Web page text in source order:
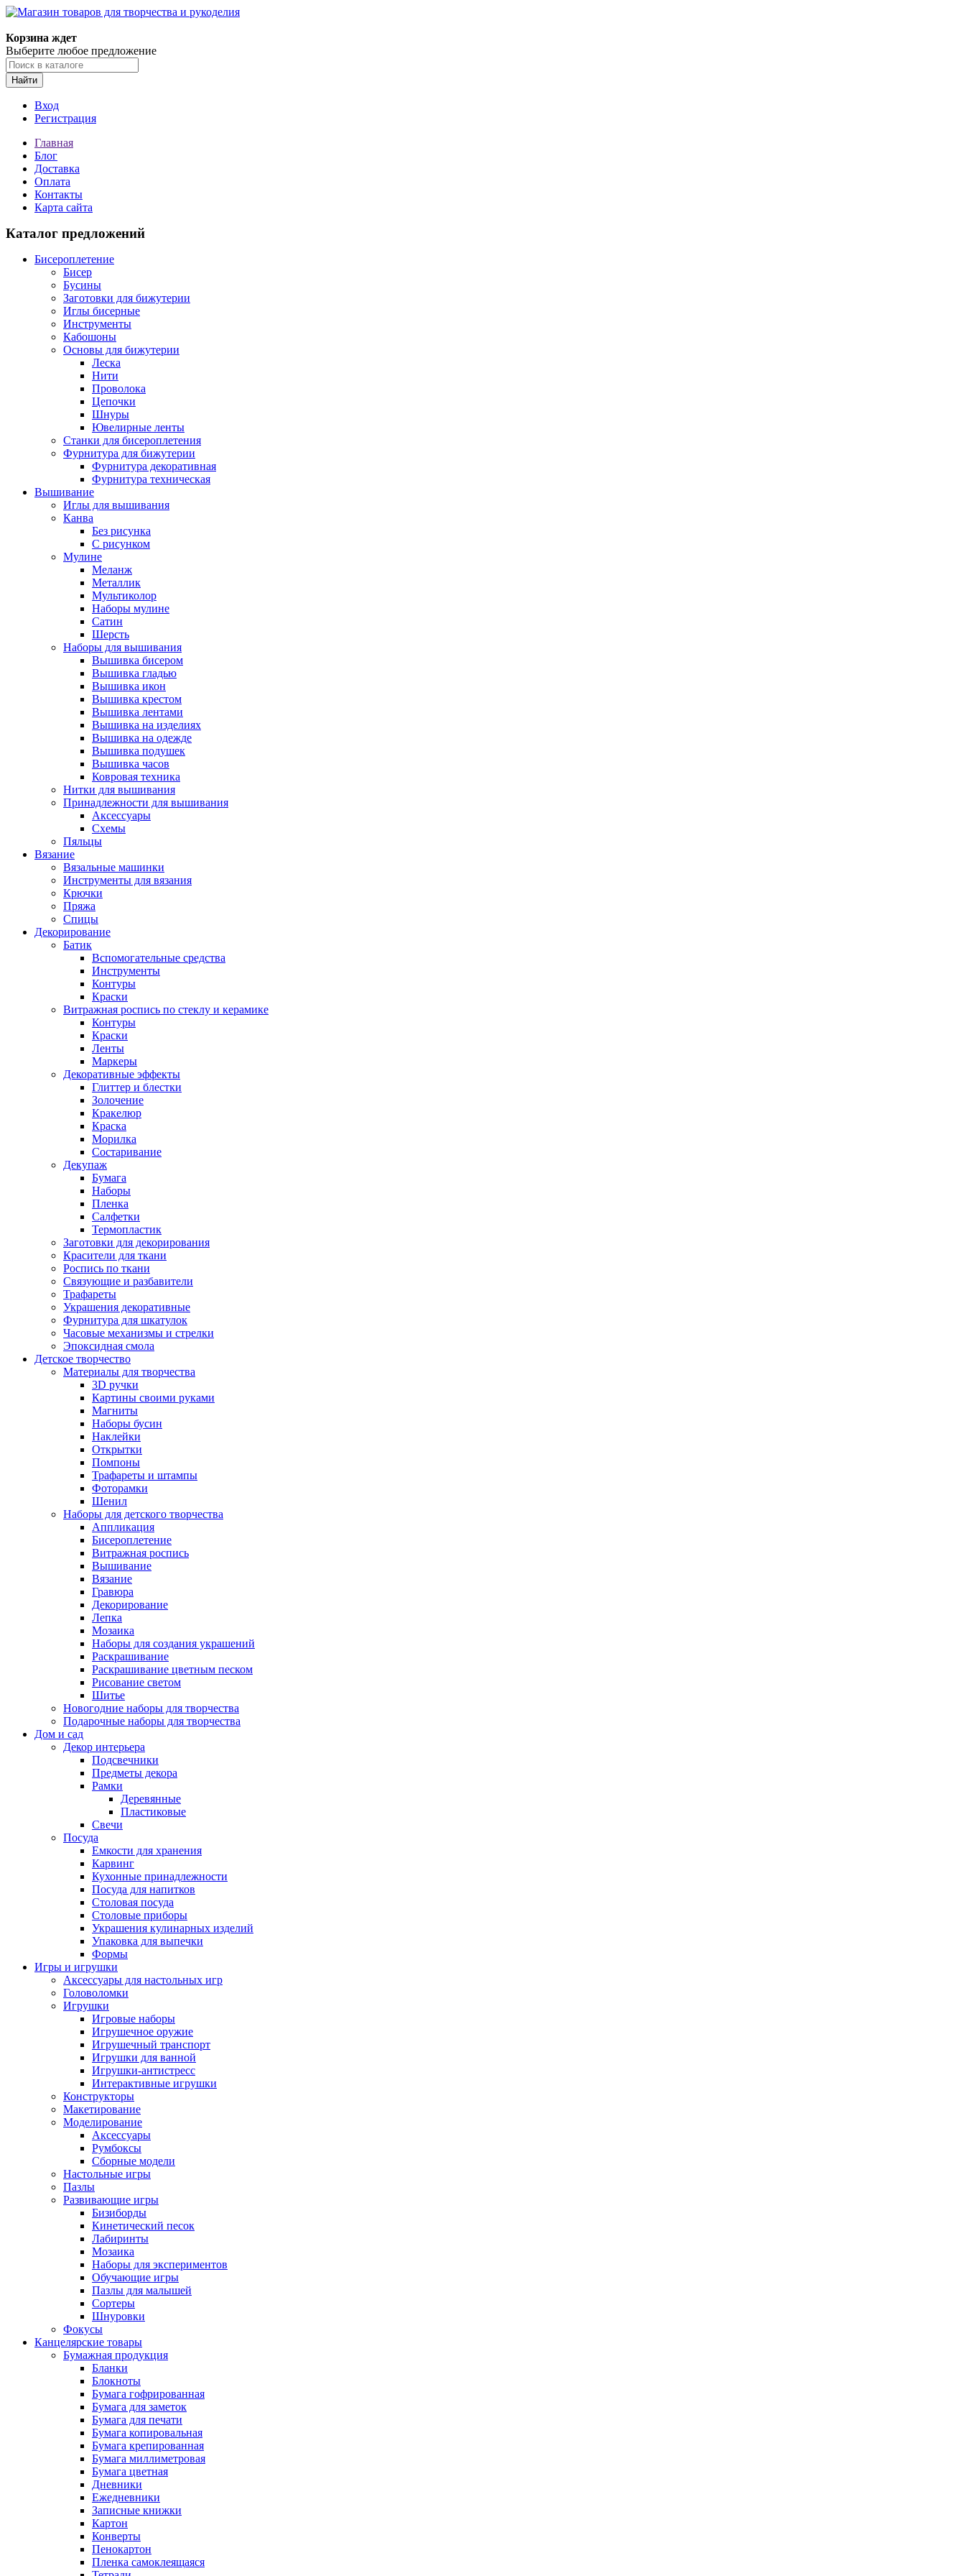
Корзина ждет
Выберите любое предложение
Найти
Вход
Регистрация
Главная
Блог
Доставка
Оплата
Контакты
Карта сайта
Каталог предложений
Бисероплетение
Бисер
Бусины
Заготовки для бижутерии
Иглы бисерные
Инструменты
Кабошоны
Основы для бижутерии
Леска
Нити
Проволока
Цепочки
Шнуры
Ювелирные ленты
Станки для бисероплетения
Фурнитура для бижутерии
Фурнитура декоративная
Фурнитура техническая
Вышивание
Иглы для вышивания
Канва
Без рисунка
С рисунком
Мулине
Меланж
Металлик
Мультиколор
Наборы мулине
Сатин
Шерсть
Наборы для вышивания
Вышивка бисером
Вышивка гладью
Вышивка икон
Вышивка крестом
Вышивка лентами
Вышивка на изделиях
Вышивка на одежде
Вышивка подушек
Вышивка часов
Ковровая техника
Нитки для вышивания
Принадлежности для вышивания
Аксессуары
Схемы
Пяльцы
Вязание
Вязальные машинки
Инструменты для вязания
Крючки
Пряжа
Спицы
Декорирование
Батик
Вспомогательные средства
Инструменты
Контуры
Краски
Витражная роспись по стеклу и керамике
Контуры
Краски
Ленты
Маркеры
Декоративные эффекты
Глиттер и блестки
Золочение
Кракелюр
Краска
Морилка
Состаривание
Декупаж
Бумага
Наборы
Пленка
Салфетки
Термопластик
Заготовки для декорирования
Красители для ткани
Роспись по ткани
Связующие и разбавители
Трафареты
Украшения декоративные
Фурнитура для шкатулок
Часовые механизмы и стрелки
Эпоксидная смола
Детское творчество
Материалы для творчества
3D ручки
Картины своими руками
Магниты
Наборы бусин
Наклейки
Открытки
Помпоны
Трафареты и штампы
Фоторамки
Шенил
Наборы для детского творчества
Аппликация
Бисероплетение
Витражная роспись
Вышивание
Вязание
Гравюра
Декорирование
Лепка
Мозаика
Наборы для создания украшений
Раскрашивание
Раскрашивание цветным песком
Рисование светом
Шитье
Новогодние наборы для творчества
Подарочные наборы для творчества
Дом и сад
Декор интерьера
Подсвечники
Предметы декора
Рамки
Деревянные
Пластиковые
Свечи
Посуда
Емкости для хранения
Карвинг
Кухонные принадлежности
Посуда для напитков
Столовая посуда
Столовые приборы
Украшения кулинарных изделий
Упаковка для выпечки
Формы
Игры и игрушки
Аксессуары для настольных игр
Головоломки
Игрушки
Игровые наборы
Игрушечное оружие
Игрушечный транспорт
Игрушки для ванной
Игрушки-антистресс
Интерактивные игрушки
Конструкторы
Макетирование
Моделирование
Аксессуары
Румбоксы
Сборные модели
Настольные игры
Пазлы
Развивающие игры
Бизиборды
Кинетический песок
Лабиринты
Мозаика
Наборы для экспериментов
Обучающие игры
Пазлы для малышей
Сортеры
Шнуровки
Фокусы
Канцелярские товары
Бумажная продукция
Бланки
Блокноты
Бумага гофрированная
Бумага для заметок
Бумага для печати
Бумага копировальная
Бумага крепированная
Бумага миллиметровая
Бумага цветная
Дневники
Ежедневники
Записные книжки
Картон
Конверты
Пенокартон
Пленка самоклеящаяся